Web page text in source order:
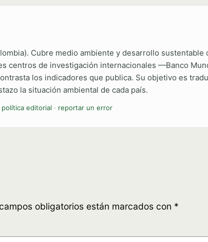
Cubre medio ambiente y desarrollo
centros de investigación internacionales —Banco
los indicadores que publica. Su objetivo es
la situación ambiental de cada país.
editorial · reportar un error
obligatorios están marcados con *